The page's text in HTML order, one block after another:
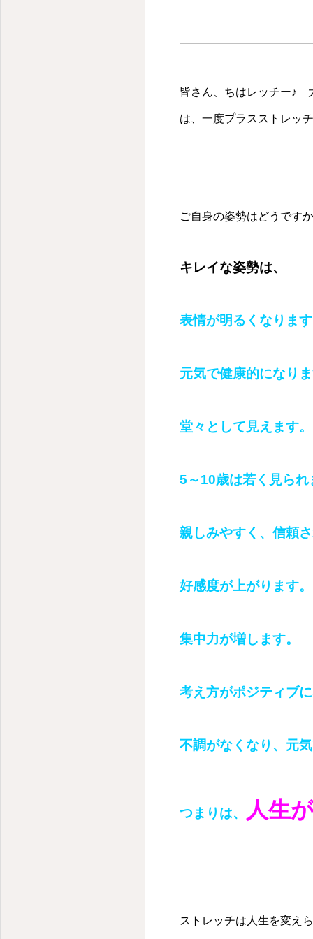
皆さん、ちはレッチー♪
は、一度プラスストレッ
ご自身の姿勢はどうです
キレイな姿勢は、
表情が明るくなります
元気で健康的になりま
堂々として見えます。
5～10歳は若く見られ
親しみやすく、信頼
好感度が上がります。
集中力が増します。
考え方がポジティブに
不調がなくなり、元
つまりは、 人生
ストレッチは人生を変え